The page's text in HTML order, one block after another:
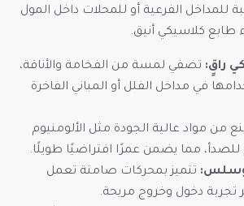
للمداخل الفرعية أو للمحلات داخل المول
طابع كلاسيكي أنيق.
راقٍ: تضفي لمسة من الفخامة والأناقة،
في مداخل الفلل أو المباني الفاخرة
من مواد عالية الجودة مثل الألومنيوم
للصدأ، مما يضمن عمرًا افتراضيًا طويلًا.
وسلس: تتميز بمحركات صامتة تعمل
تجربة دخول وخروج مريحة.